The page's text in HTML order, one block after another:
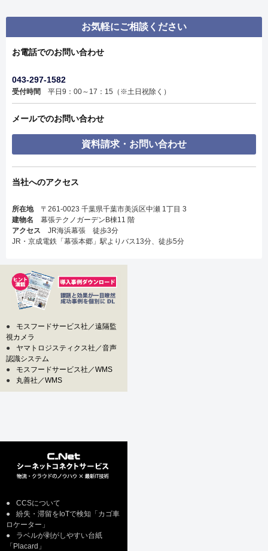
お気軽にご相談ください
お電話でのお問い合わせ
043-297-1582
受付時間 平日9：00～17：15（※土日祝除く）
メールでのお問い合わせ
資料請求・お問い合わせ
当社へのアクセス
所在地〒261-0023 千葉県千葉市美浜区中瀬 1丁目 3
建物名 幕張テクノガーデンB棟11 階
アクセス JR海浜幕張 徒歩3分
JR・京成電鉄「幕張本郷」駅よりバス13分、徒歩5分
●
モスフードサービス社／遠隔監
視カメラ
●
ヤマトロジスティクス社／音声
認識システム
●
モスフードサービス社／WMS
●
丸善社／WMS
●
CCSについて
●
紛失・滞留をIoTで検知「カゴ車
ロケーター」
●
ラベルが剥がしやすい台紙
「Placard」